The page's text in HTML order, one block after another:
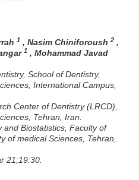
1 , Nasim Chiniforoush 2 ,
1 , Mohammad Javad
School of Dentistry,
International Campus,
Center of Dentistry (LRCD),
Tehran, Iran.
Biostatistics, Faculty of
of medical Sciences, Tehran,
21;19:30.